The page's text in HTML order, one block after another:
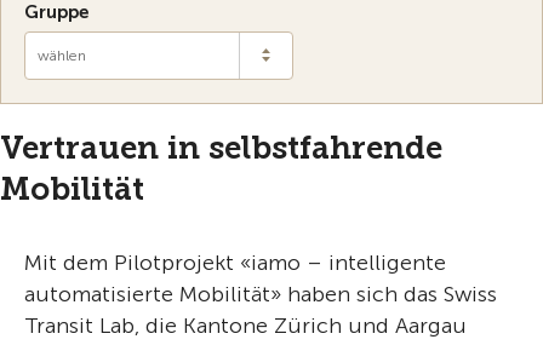
Gruppe
wählen
Vertrauen in selbstfahrende
Mobilität
Mit dem Pilotprojekt «iamo – intelligente
automatisierte Mobilität» haben sich das Swiss
Transit Lab, die Kantone Zürich und Aargau